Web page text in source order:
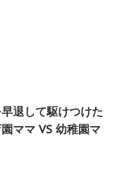
退して駆けつけた
ママ VS 幼稚園マ